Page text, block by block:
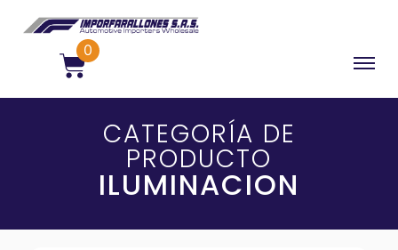
0
CATEGORÍA DE
PRODUCTO
ILUMINACION